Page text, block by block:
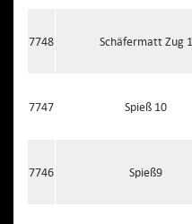
7748 Schäfermatt Zug 1
7747 Spieß 10
7746 Spieß9